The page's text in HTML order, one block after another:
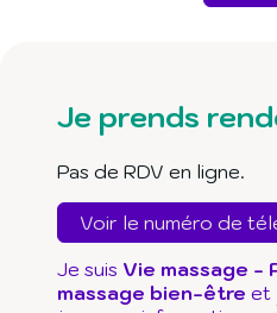
Je prends
Pas de RDV en ligne.
Voir le numéro de
Je suis Vie massage -
massage bien-être et